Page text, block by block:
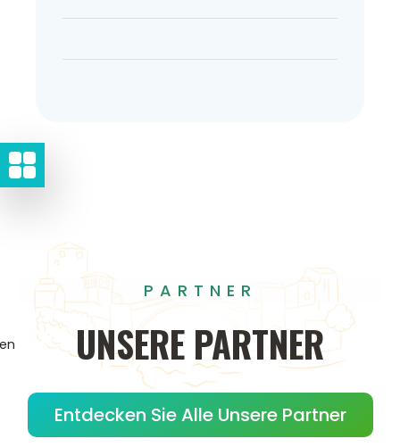
PARTNER
UNSERE PARTNER
Entdecken Sie Alle Unsere Partner